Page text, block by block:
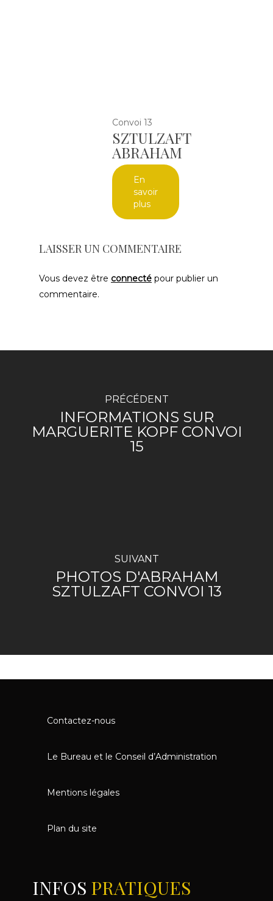
Convoi 13
SZTULZAFT
ABRAHAM
En
savoir
plus
LAISSER UN COMMENTAIRE
Vous devez être connecté pour publier un
commentaire.
PRÉCÉDENT
INFORMATIONS SUR
MARGUERITE KOPF CONVOI
15
SUIVANT
PHOTOS D'ABRAHAM
SZTULZAFT CONVOI 13
Contactez-nous
Le Bureau et le Conseil d’Administration
Mentions légales
Plan du site
INFOS PRATIQUES